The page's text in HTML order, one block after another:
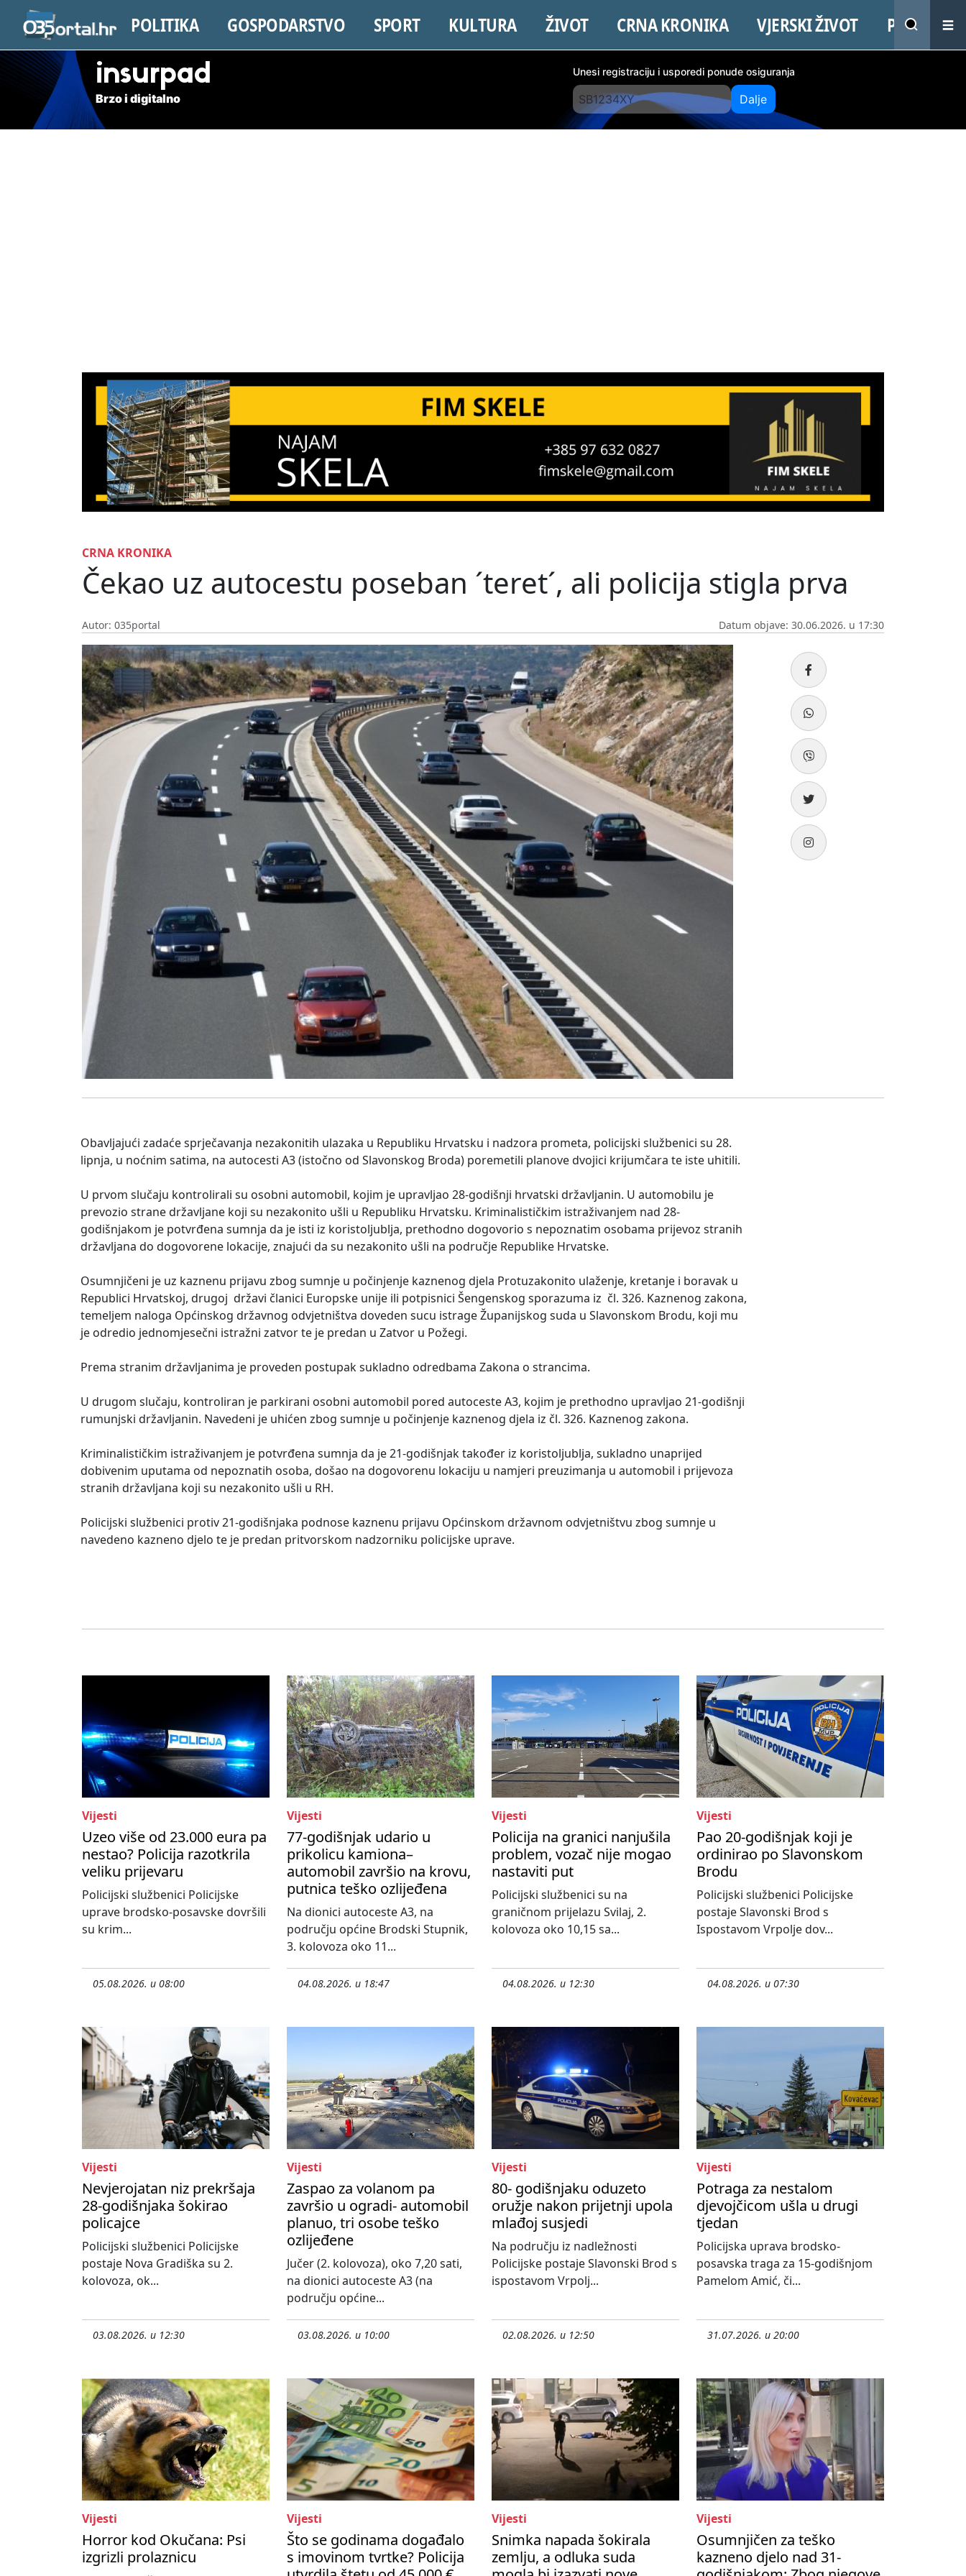
POLITIKA GOSPODARSTVO SPORT KULTURA ŽIVOT CRNA KRONIKA VJERSKI ŽIVOT PROMO
insurpad
Brzo i digitalno
Unesi registraciju i usporedi ponude osiguranja
Dalje
CRNA KRONIKA
Čekao uz autocestu poseban ´teret´, ali policija stigla prva
Autor: 035portal Datum objave: 30.06.2026. u 17:30
Obavljajući zadaće sprječavanja nezakonitih ulazaka u Republiku Hrvatsku i nadzora prometa, policijski službenici su 28.
lipnja, u noćnim satima, na autocesti A3 (istočno od Slavonskog Broda) poremetili planove dvojici krijumčara te iste uhitili.
U prvom slučaju kontrolirali su osobni automobil, kojim je upravljao 28-godišnji hrvatski državljanin. U automobilu je
prevozio strane državljane koji su nezakonito ušli u Republiku Hrvatsku. Kriminalističkim istraživanjem nad 28-
godišnjakom je potvrđena sumnja da je isti iz koristoljublja, prethodno dogovorio s nepoznatim osobama prijevoz stranih
državljana do dogovorene lokacije, znajući da su nezakonito ušli na područje Republike Hrvatske.
Osumnjičeni je uz kaznenu prijavu zbog sumnje u počinjenje kaznenog djela Protuzakonito ulaženje, kretanje i boravak u
Republici Hrvatskoj, drugoj državi članici Europske unije ili potpisnici Šengenskog sporazuma iz čl. 326. Kaznenog zakona,
temeljem naloga Općinskog državnog odvjetništva doveden sucu istrage Županijskog suda u Slavonskom Brodu, koji mu
je odredio jednomjesečni istražni zatvor te je predan u Zatvor u Požegi.
Prema stranim državljanima je proveden postupak sukladno odredbama Zakona o strancima.
U drugom slučaju, kontroliran je parkirani osobni automobil pored autoceste A3, kojim je prethodno upravljao 21-godišnji
rumunjski državljanin. Navedeni je uhićen zbog sumnje u počinjenje kaznenog djela iz čl. 326. Kaznenog zakona.
Kriminalističkim istraživanjem je potvrđena sumnja da je 21-godišnjak također iz koristoljublja, sukladno unaprijed
dobivenim uputama od nepoznatih osoba, došao na dogovorenu lokaciju u namjeri preuzimanja u automobil i prijevoza
stranih državljana koji su nezakonito ušli u RH.
Policijski službenici protiv 21-godišnjaka podnose kaznenu prijavu Općinskom državnom odvjetništvu zbog sumnje u
navedeno kazneno djelo te je predan pritvorskom nadzorniku policijske uprave.
Vijesti
Uzeo više od 23.000 eura pa
nestao? Policija razotkrila
veliku prijevaru
Policijski službenici Policijske
uprave brodsko-posavske dovršili
su krim...
05.08.2026. u 08:00
Vijesti
77-godišnjak udario u
prikolicu kamiona–
automobil završio na krovu,
putnica teško ozlijeđena
Na dionici autoceste A3, na
području općine Brodski Stupnik,
3. kolovoza oko 11...
04.08.2026. u 18:47
Vijesti
Policija na granici nanjušila
problem, vozač nije mogao
nastaviti put
Policijski službenici su na
graničnom prijelazu Svilaj, 2.
kolovoza oko 10,15 sa...
04.08.2026. u 12:30
Vijesti
Pao 20-godišnjak koji je
ordinirao po Slavonskom
Brodu
Policijski službenici Policijske
postaje Slavonski Brod s
Ispostavom Vrpolje dov...
04.08.2026. u 07:30
Vijesti
Nevjerojatan niz prekršaja
28-godišnjaka šokirao
policajce
Policijski službenici Policijske
postaje Nova Gradiška su 2.
kolovoza, ok...
03.08.2026. u 12:30
Vijesti
Zaspao za volanom pa
završio u ogradi- automobil
planuo, tri osobe teško
ozlijeđene
Jučer (2. kolovoza), oko 7,20 sati,
na dionici autoceste A3 (na
području općine...
03.08.2026. u 10:00
Vijesti
80- godišnjaku oduzeto
oružje nakon prijetnji upola
mlađoj susjedi
Na području iz nadležnosti
Policijske postaje Slavonski Brod s
ispostavom Vrpolj...
02.08.2026. u 12:50
Vijesti
Potraga za nestalom
djevojčicom ušla u drugi
tjedan
Policijska uprava brodsko-
posavska traga za 15-godišnjom
Pamelom Amić, či...
31.07.2026. u 20:00
Vijesti
Horror kod Okučana: Psi
izgrizli prolaznicu
Vijesti
Što se godinama događalo
s imovinom tvrtke? Policija
Vijesti
Snimka napada šokirala
zemlju, a odluka suda
Vijesti
Osumnjičen za teško
kazneno djelo nad 31-